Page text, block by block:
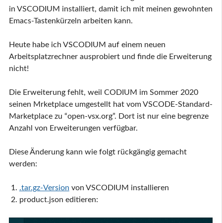
in VSCODIUM installiert, damit ich mit meinen gewohnten
Emacs-Tastenkürzeln arbeiten kann.
Heute habe ich VSCODIUM auf einem neuen
Arbeitsplatzrechner ausprobiert und finde die Erweiterung
nicht!
Die Erweiterung fehlt, weil CODIUM im Sommer 2020
seinen Mrketplace umgestellt hat vom VSCODE-Standard-
Marketplace zu “open-vsx.org”. Dort ist nur eine begrenze
Anzahl von Erweiterungen verfügbar.
Diese Änderung kann wie folgt rückgängig gemacht
werden:
.tar.gz-Version von VSCODIUM installieren
product.json editieren: